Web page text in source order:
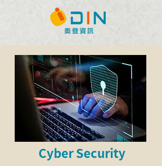
Cyber Security